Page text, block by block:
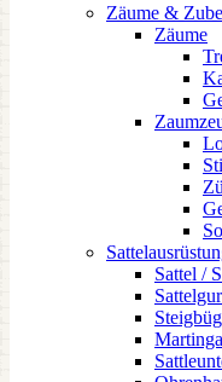
Zäume &
Zäume
Sattel /